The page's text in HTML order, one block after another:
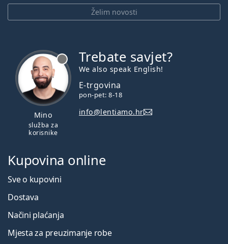
Želim novosti
Mino
služba za
korisnike
Trebate savjet?
We also speak English!
E-trgovina
pon-pet: 8-18
info@lentiamo.hr
Kupovina online
Sve o kupovini
Dostava
Načini plaćanja
Mjesta za preuzimanje robe